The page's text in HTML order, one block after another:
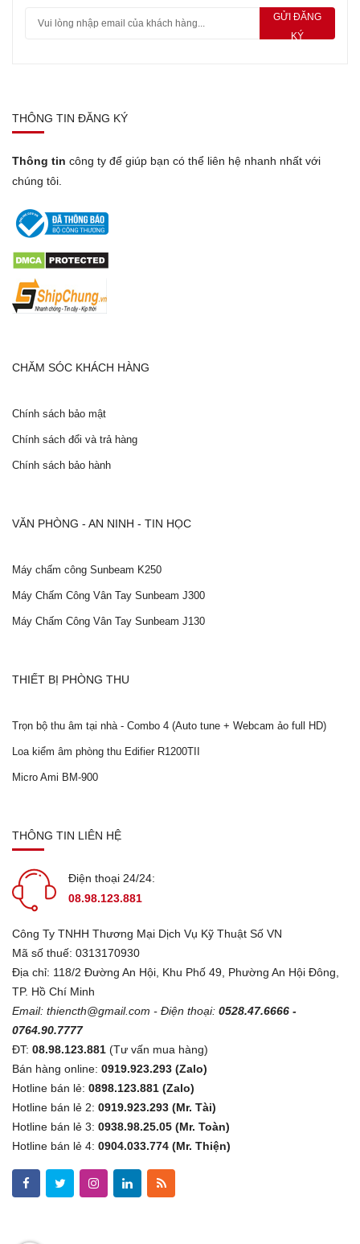
GỬI ĐĂNG
KÝ
THÔNG TIN ĐĂNG KÝ
Thông tin công ty để giúp bạn có thể liên hệ nhanh nhất với
chúng tôi.
CHĂM SÓC KHÁCH HÀNG
Chính sách bảo mật
Chính sách đổi và trả hàng
Chính sách bảo hành
VĂN PHÒNG - AN NINH - TIN HỌC
Máy chấm công Sunbeam K250
Máy Chấm Công Vân Tay Sunbeam J300
Máy Chấm Công Vân Tay Sunbeam J130
THIẾT BỊ PHÒNG THU
Trọn bộ thu âm tại nhà - Combo 4 (Auto tune + Webcam ảo full HD)
Loa kiểm âm phòng thu Edifier R1200TII
Micro Ami BM-900
THÔNG TIN LIÊN HỆ
Điện thoại 24/24:
08.98.123.881
Công Ty TNHH Thương Mại Dịch Vụ Kỹ Thuật Số VN
Mã số thuế: 0313170930
Địa chỉ: 118/2 Đường An Hội, Khu Phố 49, Phường An Hội Đông,
TP. Hồ Chí Minh
Email: thiencth@gmail.com - Điện thoại: 0528.47.6666 -
0764.90.7777
ĐT: 08.98.123.881 (Tư vấn mua hàng)
Bán hàng online: 0919.923.293 (Zalo)
Hotline bán lẻ: 0898.123.881 (Zalo)
Hotline bán lẻ 2: 0919.923.293 (Mr. Tài)
Hotline bán lẻ 3: 0938.98.25.05 (Mr. Toàn)
Hotline bán lẻ 4: 0904.033.774 (Mr. Thiện)